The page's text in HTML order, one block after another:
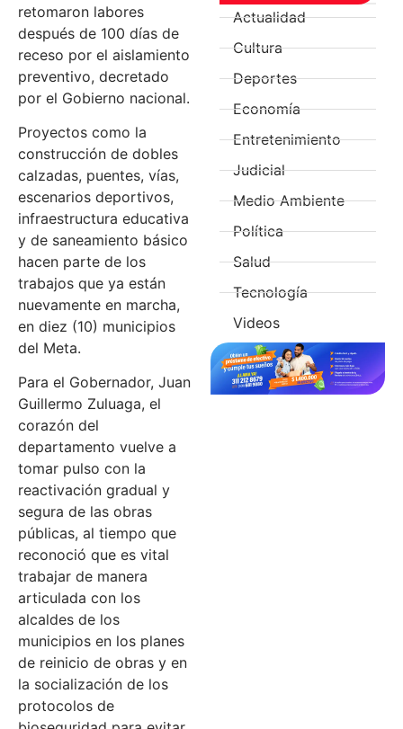
retomaron labores
después de 100 días de
receso por el aislamiento
preventivo, decretado
por el Gobierno nacional.
Proyectos como la
construcción de dobles
calzadas, puentes, vías,
escenarios deportivos,
infraestructura educativa
y de saneamiento básico
hacen parte de los
trabajos que ya están
nuevamente en marcha,
en diez (10) municipios
del Meta.
Para el Gobernador, Juan
Guillermo Zuluaga, el
corazón del
departamento vuelve a
tomar pulso con la
reactivación gradual y
segura de las obras
públicas, al tiempo que
reconoció que es vital
trabajar de manera
articulada con los
alcaldes de los
municipios en los planes
de reinicio de obras y en
la socialización de los
protocolos de
Actualidad
Cultura
Deportes
Economía
Entretenimiento
Judicial
Medio Ambiente
Política
Salud
Tecnología
Videos